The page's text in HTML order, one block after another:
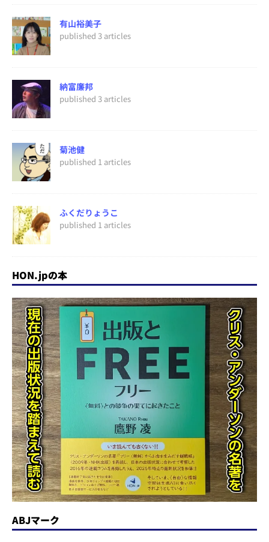
有山裕美子
published 3 articles
納富廉邦
published 3 articles
菊池健
published 1 articles
ふくだりょうこ
published 1 articles
HON.jpの本
ABJマーク